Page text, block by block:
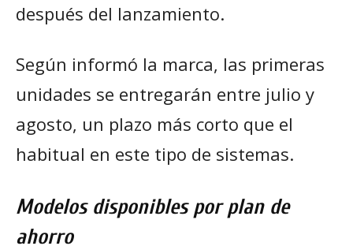
después del lanzamiento.
Según informó la marca, las primeras
unidades se entregarán entre julio y
agosto, un plazo más corto que el
habitual en este tipo de sistemas.
Modelos disponibles por plan de
ahorro